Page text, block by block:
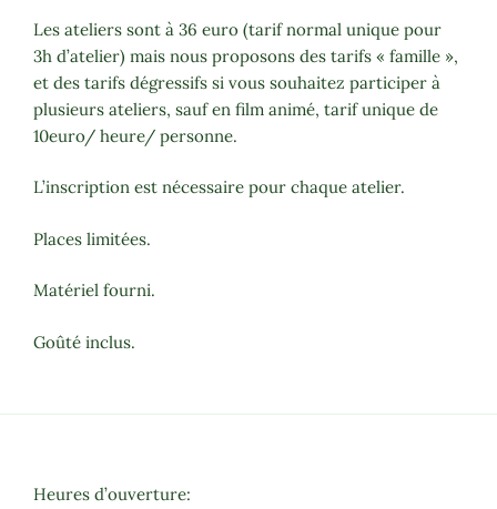
Les ateliers sont à 36 euro (tarif normal unique pour
3h d’atelier) mais nous proposons des tarifs « famille »,
et des tarifs dégressifs si vous souhaitez participer à
plusieurs ateliers, sauf en film animé, tarif unique de
10euro/ heure/ personne.
L’inscription est nécessaire pour chaque atelier.
Places limitées.
Matériel fourni.
Goûté inclus.
Heures d’ouverture: